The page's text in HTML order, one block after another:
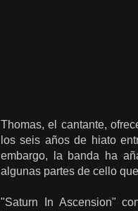
Thomas, el cantante,
los seis años de hiato
embargo, la banda ha
algunas partes de cello
"Saturn In Ascension"